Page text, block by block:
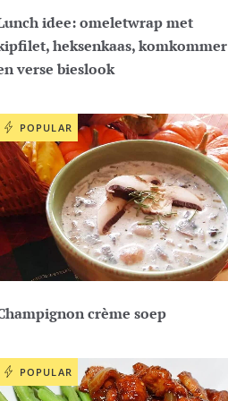
idee: omeletwrap met
heksenkaas, komkommer
verse bieslook
POPULAR
crème soep
POPULAR